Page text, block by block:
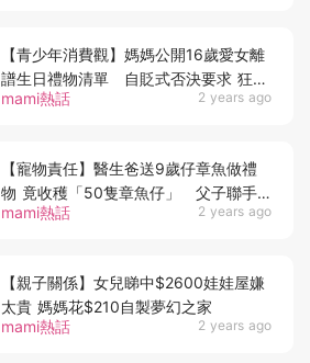
mami熱話 2 years ago
【青少年消費觀】媽媽公開16歲愛女離
譜生日禮物清單 自貶式否決要求 狂酸
「媽媽內衣都穿超市的！」
mami熱話 2 years ago
【寵物責任】醫生爸送9歲仔章魚做禮
物 竟收穫「50隻章魚仔」 父子聯手
救治 走紅網絡迎溫馨結局！
mami熱話 2 years ago
【親子關係】女兒睇中$2600娃娃屋嫌
太貴 媽媽花$210自製夢幻之家